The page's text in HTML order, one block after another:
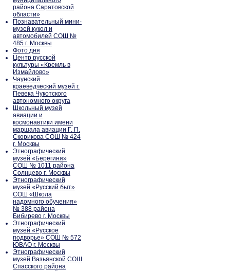
района Саратовской
области»
Познавательный мини-
музей кукол и
автомобилей СОШ №
485 г. Москвы
Фото дня
Центр русской
культуры «Кремль в
Измайлово»
Чаунский
краеведческий музей г.
Певека Чукотского
автономного округа
Школьный музей
авиации и
космонавтики имени
маршала авиации Г. П.
Скорикова СОШ № 424
г. Москвы
Этнографический
музей «Берегиня»
СОШ № 1011 района
Солнцево г. Москвы
Этнографический
музей «Русский быт»
СОШ «Школа
надомного обучения»
№ 388 района
Бибирево г. Москвы
Этнографический
музей «Русское
подворье» СОШ № 572
ЮВАО г. Москвы
Этнографический
музей Вазьянской СОШ
Спасского района